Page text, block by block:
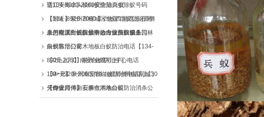
话134-8920-2060安全除白蚁
晋江安海水头镇白蚁防治灭虫除蚁号码
【134 -8920-2060 】白蚁四害消,东石消
杀怎样灭白蚂蚁最有效专业灭白蚁上门
【附近】泉州市鲤城区专业"白蚁防治师傅
上门电话附近白蚁防治方法白蚁消杀
泉州安溪白蚁防治中心白蚁预防服务园林
白蚁防治公司
泉州客厅门窗木地板白蚁防治电话【134-
8920-2060】泉州全境可上门
【0元上门】南安白蚁防治中心电话
134~8920~2060消杀白蚁师傅电话同城30
分钟上门
【0+元】泉州南安市白蚁防治所电话上门
灭白蚁师傅南安杀虫消杀公司
【专业师傅】石狮市本地白蚁防治消杀公